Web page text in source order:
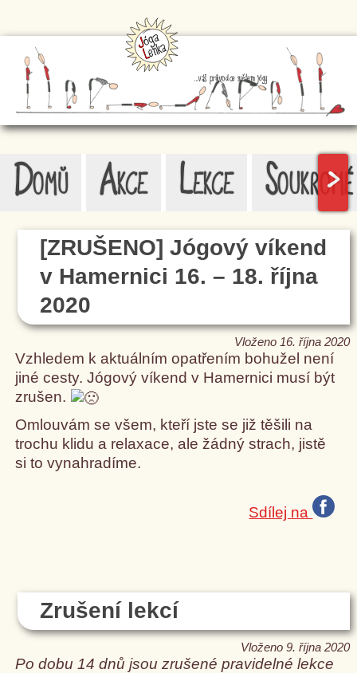
...váš průvodce světem jógy
Domů Akce Lekce >
[ZRUŠENO] Jógový víkend
v Hamernici 16. – 18. října
2020
Vloženo 16. října 2020
Vzhledem k aktuálním opatřením bohužel není
jiné cesty. Jógový víkend v Hamernici musí být
zrušen.
Omlouvám se všem, kteří jste se již těšili na
trochu klidu a relaxace, ale žádný strach, jistě
si to vynahradíme.
Sdílej na
Zrušení lekcí
Vloženo 9. října 2020
Po dobu 14 dnů jsou zrušené pravidelné lekce